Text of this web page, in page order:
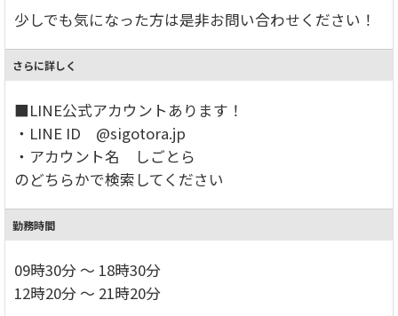
少しでも気になった方は是非お問い合わせください！
さらに詳しく
■LINE公式アカウントあります！
・LINE ID @sigotora.jp
・アカウント名 しごとら
のどちらかで検索してください
勤務時間
09時30分 ～ 18時30分
12時20分 ～ 21時20分